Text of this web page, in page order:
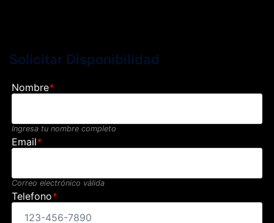
Solicitar Disponibilidad
Nombre*
Ingresa tu nombre completo
Email*
Correo electrónico válida
Telefono*